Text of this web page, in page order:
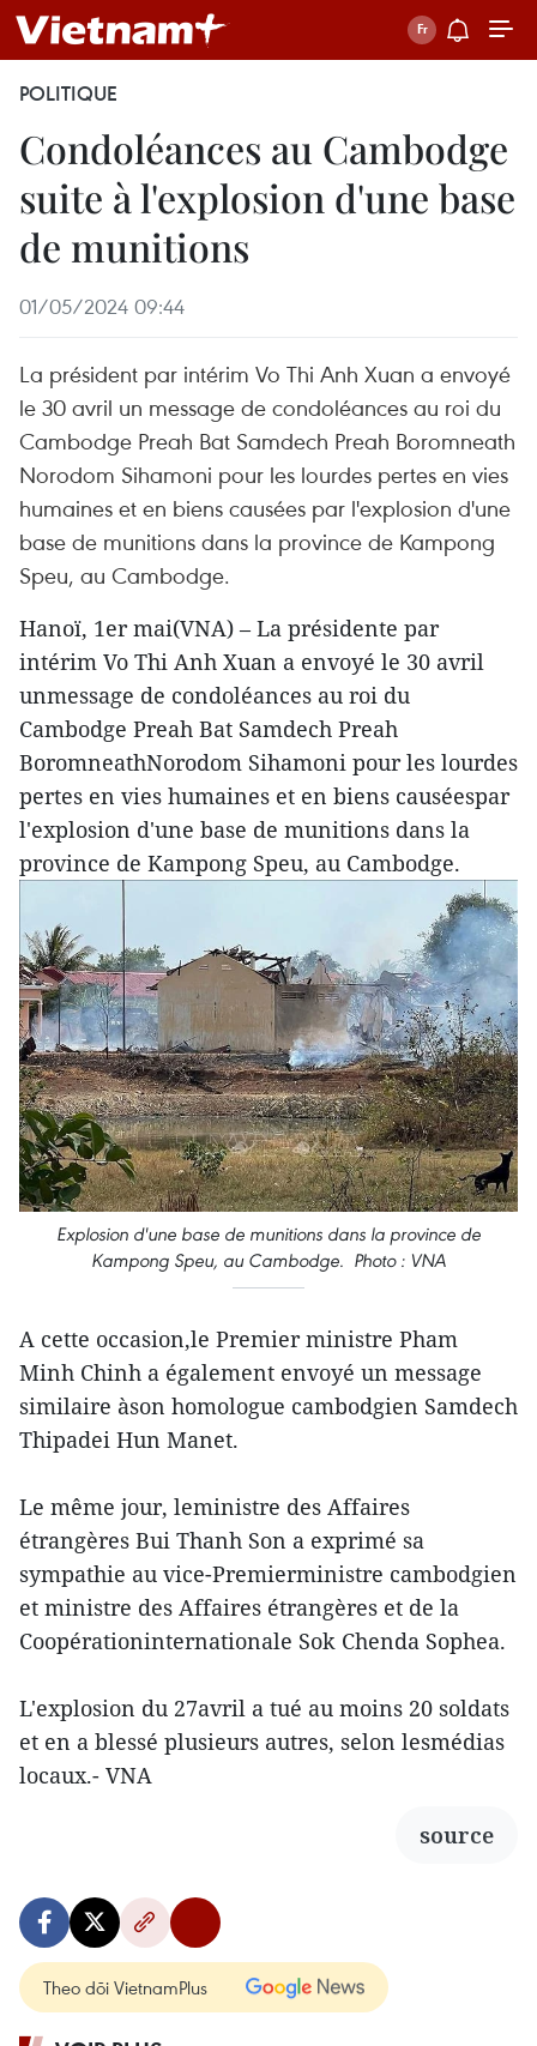
POLITIQUE
Condoléances au Cambodge
suite à l'explosion d'une base
de munitions
01/05/2024 09:44
La président par intérim Vo Thi Anh Xuan a envoyé
le 30 avril un message de condoléances au roi du
Cambodge Preah Bat Samdech Preah Boromneath
Norodom Sihamoni pour les lourdes pertes en vies
humaines et en biens causées par l'explosion d'une
base de munitions dans la province de Kampong
Speu, au Cambodge.
Hanoï, 1er mai(VNA) – La présidente par
intérim Vo Thi Anh Xuan a envoyé le 30 avril
unmessage de condoléances au roi du
Cambodge Preah Bat Samdech Preah
BoromneathNorodom Sihamoni pour les lourdes
pertes en vies humaines et en biens causéespar
l'explosion d'une base de munitions dans la
province de Kampong Speu, au Cambodge.
Explosion d'une base de munitions dans la province de
Kampong Speu, au Cambodge. Photo : VNA
A cette occasion,le Premier ministre Pham
Minh Chinh a également envoyé un message
similaire àson homologue cambodgien Samdech
Thipadei Hun Manet.
Le même jour, leministre des Affaires
étrangères Bui Thanh Son a exprimé sa
sympathie au vice-Premierministre cambodgien
et ministre des Affaires étrangères et de la
Coopérationinternationale Sok Chenda Sophea.
L'explosion du 27avril a tué au moins 20 soldats
et en a blessé plusieurs autres, selon lesmédias
locaux.- VNA
source
Theo dõi VietnamPlus